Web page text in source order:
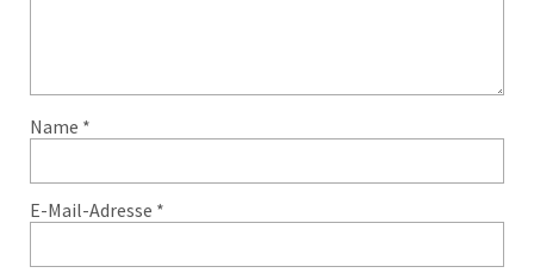
Name *
E-Mail-Adresse *